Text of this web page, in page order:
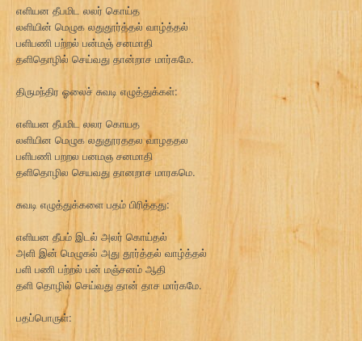
எளியன தீபமிட லலர் கொய்த
லளியின் மெழுக லதுதூர்த்தல் வாழ்த்தல்
பளிபணி பற்றல் பன்மஞ் சனமாதி
தளிதொழில் செய்வது தான்றாச மார்கமே.
திருமந்திர ஓலைச் சுவடி எழுத்துக்கள்:
எளியன தீபமிட லலர கொயத
லளியின மெழுக லதுதூரததல வாழததல
பளிபணி பறறல பனமஞ சனமாதி
தளிதொழில செயவது தானறாச மாரகமெ.
சுவடி எழுத்துக்களை பதம் பிரித்தது:
எளியன தீபம் இடல் அலர் கொய்தல்
அளி இன் மெழுகல் அது தூர்த்தல் வாழ்த்தல்
பளி பணி பற்றல் பன் மஞ்சனம் ஆதி
தளி தொழில் செய்வது தான் தாச மார்கமே.
பதப்பொருள்: